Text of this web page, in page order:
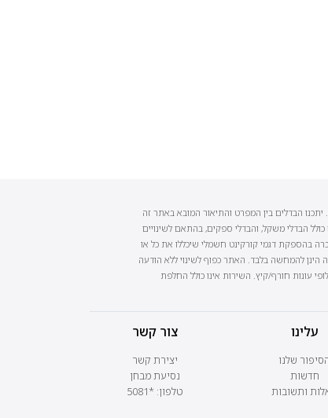
הבדלים בין המפרט והתיאור המובא באתר זה
הבדלי משקל, והבדלי ספקים, בהתאם לשינויים
בהספקת דגמי קורקינט חשמלי שיכללו את כל או
להמחשה בלבד. האתר כפוף לשינוי ללא הודעה
חילופי עונות חורף/קיץ. השירות אינו כולל החלפת
עלינו
שלנו
חדשות
ותשובות
צור קשר
יצירת קשר
נסיעת מבחן
טלפון: *5081